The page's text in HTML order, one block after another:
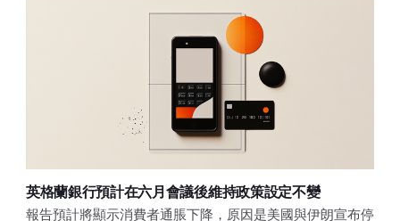
英格蘭銀行預計在六月會議後維持政策設定不變
報告預計將顯示消費者通脹下降，原因是美國與伊朗宣布停